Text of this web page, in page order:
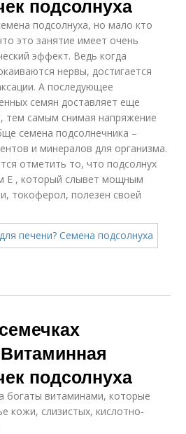
подсолнуха
подсолнуха, но мало кто
это занятие имеет очень
эффект. Ведь когда
нервы, достигается
А последующее
семян доставляет еще
тем самым снимая напряжение
семена подсолнечника –
и минералов для организма.
отметить то, что подсолнух
Е , который слывет мощным
токоферол, полезен своей
подсолнуха
богаты витаминами, которые
кожи, слизистых, кислотно-